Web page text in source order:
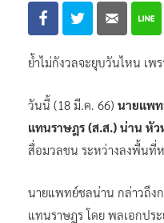
ย้ำไม่กังวลจะยุบวันไหน เพ
วันนี้ (18 มี.ค. 66) นายแพ
แทนราษฎร (ส.ส.) น่าน หัว
สื่อมวลชน ระหว่างลงพื้นที่
นายแพทย์ชลน่าน กล่าวถึง
แทนราษฎร โดย พลเอกปร